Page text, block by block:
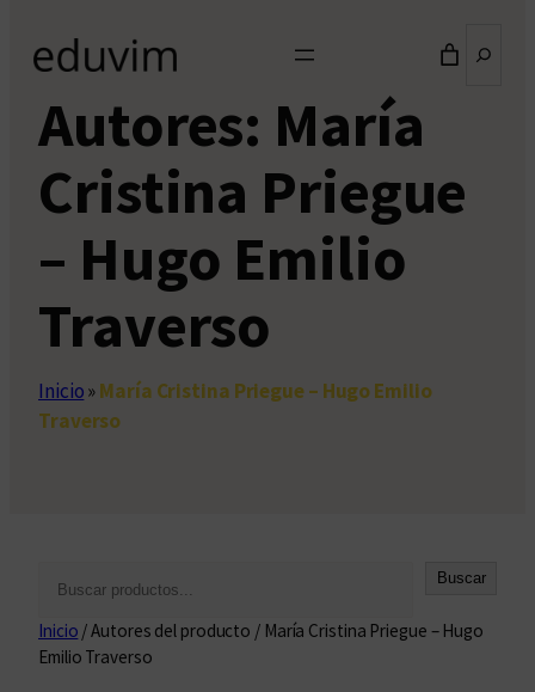
Autores: María
Cristina Priegue
– Hugo Emilio
Traverso
Inicio»María Cristina Priegue – Hugo Emilio
Traverso
s
c
Buscar
Inicio / Autores del producto / María Cristina Priegue – Hugo
Emilio Traverso